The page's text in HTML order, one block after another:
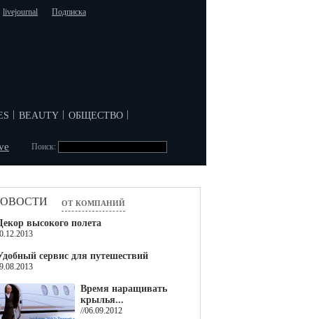
livejournal Подписка
beauty общество
Поиск:
от компаний
высокого полета
сервис для путешествий
Время наращивать
крылья...
//06.09.2012